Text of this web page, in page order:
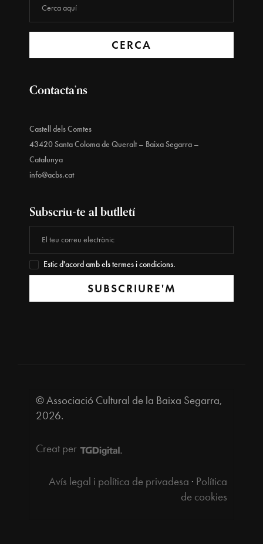
CERCA
Contacta’ns
Castell dels Comtes
43420 Santa Coloma de Queralt – Baixa Segarra –
Catalunya
info@acbs.cat
Subscriu-te al butlletí
Estic d'acord amb els termes i condicions.
SUBSCRIURE'M
© Associació Cultural de la Baixa Segarra,
2026.
Creat per
Avís legal i política de privadesa · Política
de cookies